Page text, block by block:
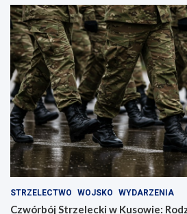
STRZELECTWO WOJSKO WYDARZENIA
Czwórbój Strzelecki w Kusowie: